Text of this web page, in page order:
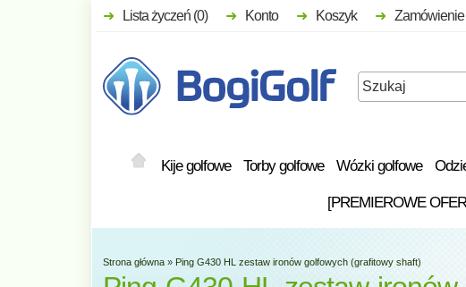
Kije golfowe Torby golfowe Wózki golfowe
[PREMIEROWE
Lista życzeń (0) Konto Koszyk Zamówienie
Strona główna » Ping G430 HL zestaw ironów golfowych (grafitowy shaft)